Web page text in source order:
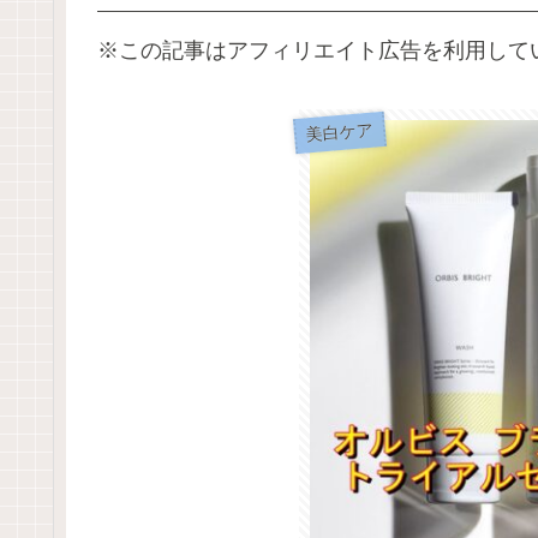
※この記事はアフィリエイト広告を利用して
美白ケア